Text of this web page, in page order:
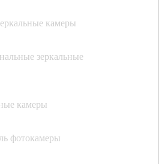
камеры
зеркальные
камеры
фотокамеры